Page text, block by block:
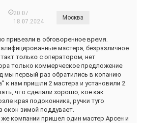
20:07
18.07.2024
Москва
привезли в обговоренное время.
мастера, безразличное
только с оператором, нет
только коммерческое предложение
мы первый раз обратились в копанию
к нам пришли 2 мастера и установили 2
что сделали хорошо, кое как
края подоконника, ручки туго
окон зимой поддувает.
же компании пришел один мастер Арсен и